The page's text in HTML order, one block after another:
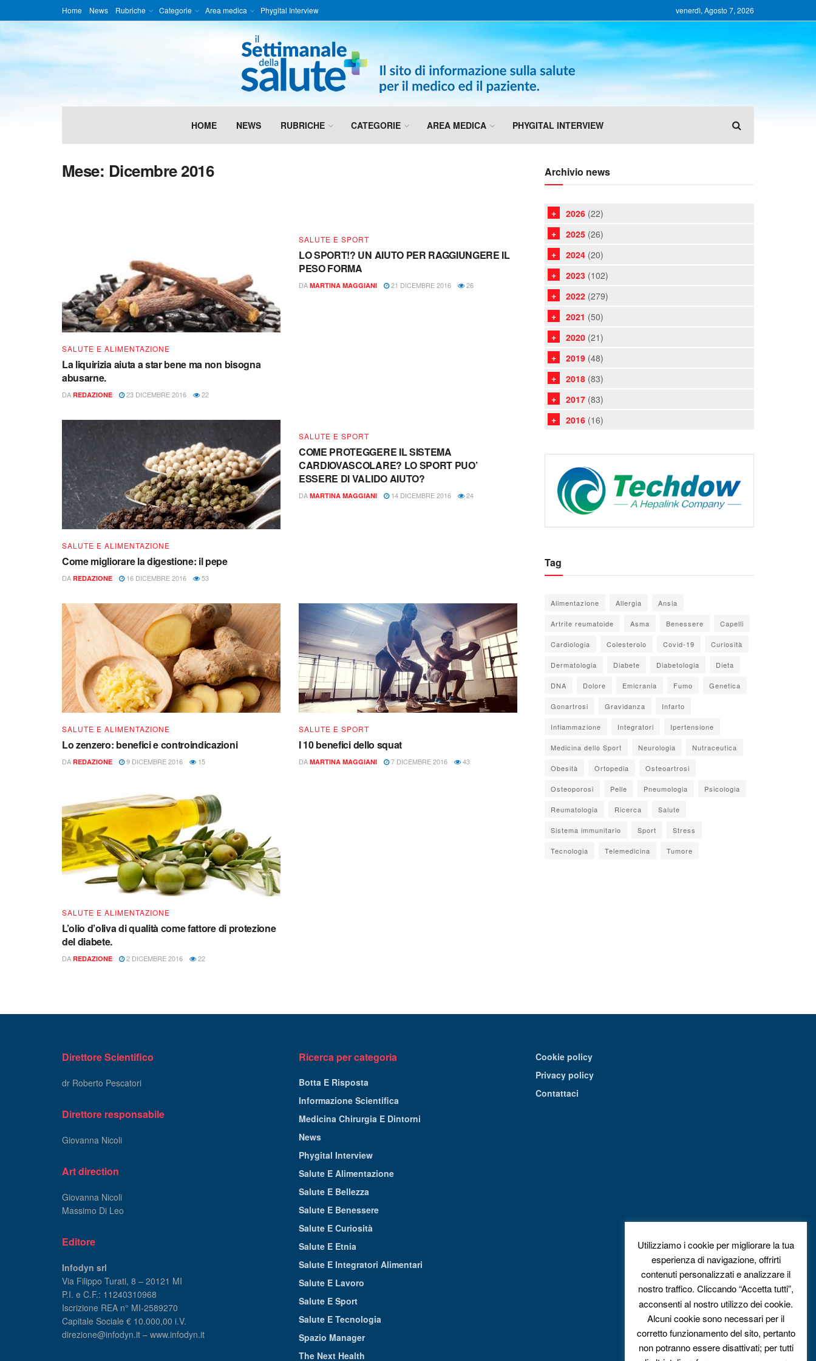
Home News Rubriche Categorie Area medica Phygital Interview venerdì, Agosto 7, 2026
HOME NEWS RUBRICHE CATEGORIE AREA MEDICA PHYGITAL INTERVIEW
Mese: Dicembre 2016
SALUTE E SPORT
CONTROLLO ORMONALE? SI CON LO SPORT
SALUTE E ALIMENTAZIONE
La liquirizia aiuta a star bene ma non bisogna
abusarne.
DA REDAZIONE 23 DICEMBRE 2016 22
SALUTE E SPORT
LO SPORT!? UN AIUTO PER RAGGIUNGERE IL
PESO FORMA
DA MARTINA MAGGIANI 21 DICEMBRE 2016 26
SALUTE E ALIMENTAZIONE
Come migliorare la digestione: il pepe
DA REDAZIONE 16 DICEMBRE 2016 53
SALUTE E SPORT
COME PROTEGGERE IL SISTEMA
CARDIOVASCOLARE? LO SPORT PUO’
ESSERE DI VALIDO AIUTO?
DA MARTINA MAGGIANI 14 DICEMBRE 2016 24
SALUTE E ALIMENTAZIONE
Lo zenzero: benefici e controindicazioni
DA REDAZIONE 9 DICEMBRE 2016 15
SALUTE E SPORT
I 10 benefici dello squat
DA MARTINA MAGGIANI 7 DICEMBRE 2016 43
SALUTE E ALIMENTAZIONE
L’olio d’oliva di qualità come fattore di protezione
del diabete.
DA REDAZIONE 2 DICEMBRE 2016 22
Archivio news
2026 (22)
2025 (26)
2024 (20)
2023 (102)
2022 (279)
2021 (50)
2020 (21)
2019 (48)
2018 (83)
2017 (83)
2016 (16)
Tag
Alimentazione Allergia Ansia
Artrite reumatoide Asma Benessere Capelli
Cardiologia Colesterolo Covid-19 Curiosità
Dermatologia Diabete Diabetologia Dieta
DNA Dolore Emicrania Fumo Genetica
Gonartrosi Gravidanza Infarto
Infiammazione Integratori Ipertensione
Medicina dello Sport Neurologia Nutraceutica
Obesità Ortopedia Osteoartrosi
Osteoporosi Pelle Pneumologia Psicologia
Reumatologia Ricerca Salute
Sistema immunitario Sport Stress
Tecnologia Telemedicina Tumore
Direttore Scientifico
dr Roberto Pescatori
Direttore responsabile
Giovanna Nicoli
Art direction
Giovanna Nicoli
Massimo Di Leo
Editore
Infodyn srl
Via Filippo Turati, 8 – 20121 MI
P.I. e C.F.: 11240310968
Iscrizione REA n° MI-2589270
Capitale Sociale € 10.000,00 i.V.
direzione@infodyn.it – www.infodyn.it
Ricerca per categoria
Botta E Risposta
Informazione Scientifica
Medicina Chirurgia E Dintorni
News
Phygital Interview
Salute E Alimentazione
Salute E Bellezza
Salute E Benessere
Salute E Curiosità
Salute E Etnia
Salute E Integratori Alimentari
Salute E Lavoro
Salute E Sport
Salute E Tecnologia
Spazio Manager
The Next Health
Cookie policy
Privacy policy
Contattaci
Utilizziamo i cookie per migliorare la tua
esperienza di navigazione, offrirti
contenuti personalizzati e analizzare il
nostro traffico. Cliccando “Accetta tutti”,
acconsenti al nostro utilizzo dei cookie.
Alcuni cookie sono necessari per il
corretto funzionamento del sito, pertanto
non potranno essere disattivati; per tutti